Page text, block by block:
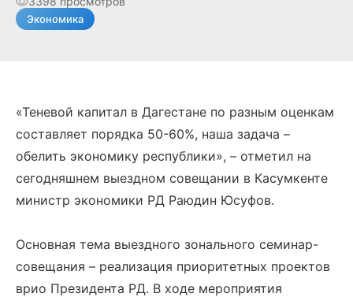
Экономика
«Теневой капитал в Дагестане по разным оценкам
составляет порядка 50-60%, наша задача –
обелить экономику республики», – отметил на
сегодняшнем выездном совещании в Касумкенте
министр экономики РД Раюдин Юсуфов.
Основная тема выездного зонального семинар-
совещания – реализация приоритетных проектов
врио Президента РД. В ходе мероприятия